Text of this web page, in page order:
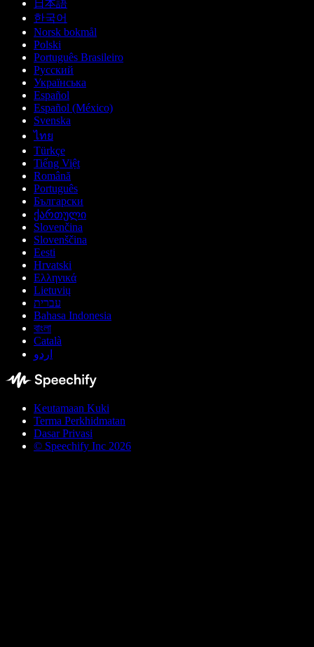
日本語
한국어
Norsk bokmål
Polski
Português Brasileiro
Русский
Українська
Español
Español (México)
Svenska
ไทย
Türkçe
Tiếng Việt
Română
Português
Български
ქართული
Slovenčina
Slovenščina
Eesti
Hrvatski
Ελληνικά
Lietuvių
עברית
Bahasa Indonesia
বাংলা
Català
اردو
Keutamaan Kuki
Terma Perkhidmatan
Dasar Privasi
© Speechify Inc 2026